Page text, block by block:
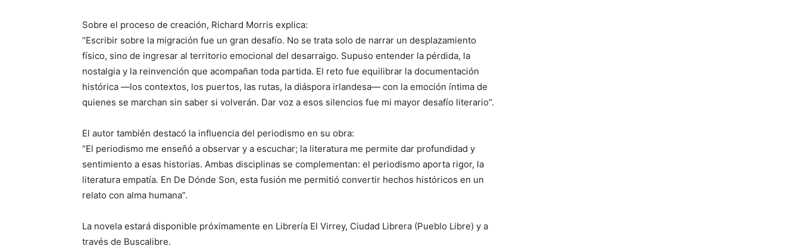
Sobre el proceso de creación, Richard Morris explica:
“Escribir sobre la migración fue un gran desafío. No se trata solo de narrar un desplazamiento
físico, sino de ingresar al territorio emocional del desarraigo. Supuso entender la pérdida, la
nostalgia y la reinvención que acompañan toda partida. El reto fue equilibrar la documentación
histórica —los contextos, los puertos, las rutas, la diáspora irlandesa— con la emoción íntima de
quienes se marchan sin saber si volverán. Dar voz a esos silencios fue mi mayor desafío literario”.
El autor también destacó la influencia del periodismo en su obra:
“El periodismo me enseñó a observar y a escuchar; la literatura me permite dar profundidad y
sentimiento a esas historias. Ambas disciplinas se complementan: el periodismo aporta rigor, la
literatura empatía. En De Dónde Son, esta fusión me permitió convertir hechos históricos en un
relato con alma humana”.
La novela estará disponible próximamente en Librería El Virrey, Ciudad Librera (Pueblo Libre) y a
través de Buscalibre.